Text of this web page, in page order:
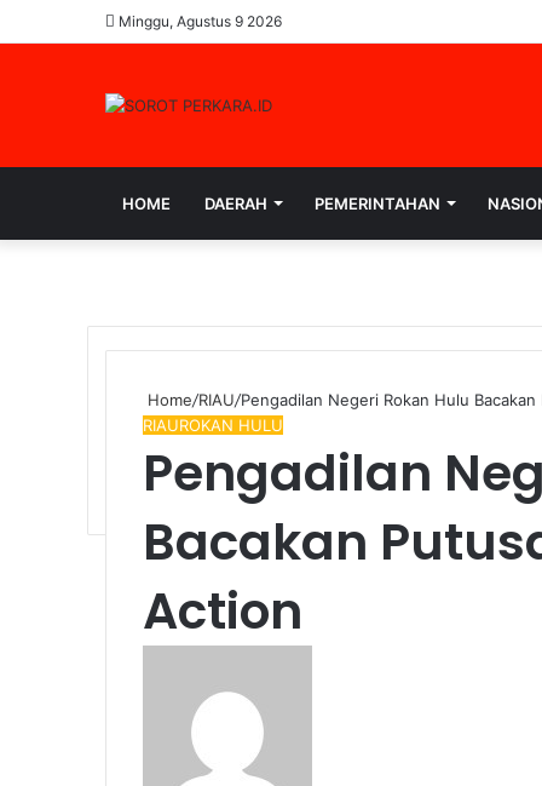
Minggu, Agustus 9 2026
HOME DAERAH PEMERINTAHAN
Home/RIAU/Pengadilan Negeri Rokan Hulu
RIAUROKAN HULU
Pengadilan
Bacakan
Action